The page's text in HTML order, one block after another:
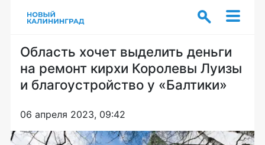
Область хочет выделить деньги
на ремонт кирхи Королевы Луизы
и благоустройство у «Балтики»
06 апреля 2023, 09:42